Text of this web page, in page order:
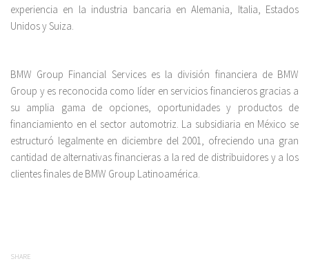
experiencia en la industria bancaria en Alemania, Italia, Estados
Unidos y Suiza.
BMW Group Financial Services es la división financiera de BMW
Group y es reconocida como líder en servicios financieros gracias a
su amplia gama de opciones, oportunidades y productos de
financiamiento en el sector automotriz. La subsidiaria en México se
estructuró legalmente en diciembre del 2001, ofreciendo una gran
cantidad de alternativas financieras a la red de distribuidores y a los
clientes finales de BMW Group Latinoamérica.
SHARE